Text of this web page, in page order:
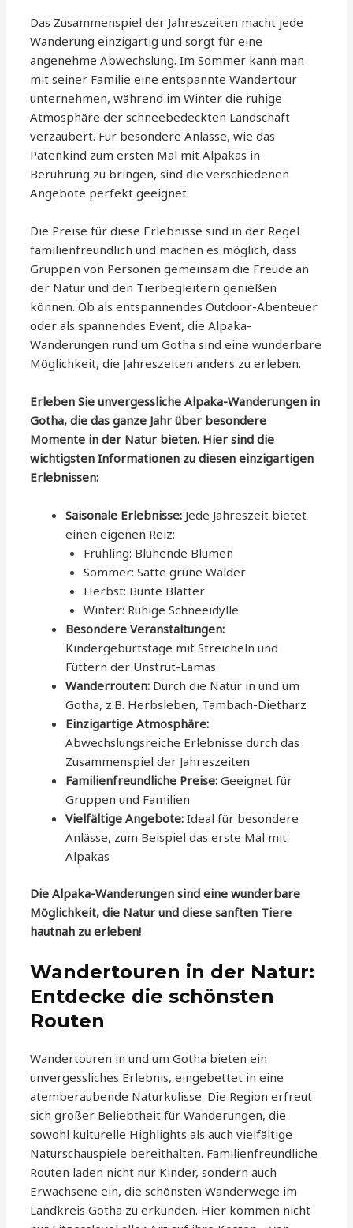
Das Zusammenspiel der Jahreszeiten macht jede
Wanderung einzigartig und sorgt für eine
angenehme Abwechslung. Im Sommer kann man
mit seiner Familie eine entspannte Wandertour
unternehmen, während im Winter die ruhige
Atmosphäre der schneebedeckten Landschaft
verzaubert. Für besondere Anlässe, wie das
Patenkind zum ersten Mal mit Alpakas in
Berührung zu bringen, sind die verschiedenen
Angebote perfekt geeignet.
Die Preise für diese Erlebnisse sind in der Regel
familienfreundlich und machen es möglich, dass
Gruppen von Personen gemeinsam die Freude an
der Natur und den Tierbegleitern genießen
können. Ob als entspannendes Outdoor-Abenteuer
oder als spannendes Event, die Alpaka-
Wanderungen rund um Gotha sind eine wunderbare
Möglichkeit, die Jahreszeiten anders zu erleben.
Erleben Sie unvergessliche Alpaka-Wanderungen in
Gotha, die das ganze Jahr über besondere
Momente in der Natur bieten. Hier sind die
wichtigsten Informationen zu diesen einzigartigen
Erlebnissen:
Saisonale Erlebnisse: Jede Jahreszeit bietet
einen eigenen Reiz:
Frühling: Blühende Blumen
Sommer: Satte grüne Wälder
Herbst: Bunte Blätter
Winter: Ruhige Schneeidylle
Besondere Veranstaltungen:
Kindergeburtstage mit Streicheln und
Füttern der Unstrut-Lamas
Wanderrouten: Durch die Natur in und um
Gotha, z.B. Herbsleben, Tambach-Dietharz
Einzigartige Atmosphäre:
Abwechslungsreiche Erlebnisse durch das
Zusammenspiel der Jahreszeiten
Familienfreundliche Preise: Geeignet für
Gruppen und Familien
Vielfältige Angebote: Ideal für besondere
Anlässe, zum Beispiel das erste Mal mit
Alpakas
Die Alpaka-Wanderungen sind eine wunderbare
Möglichkeit, die Natur und diese sanften Tiere
hautnah zu erleben!
Wandertouren in der Natur:
Entdecke die schönsten
Routen
Wandertouren in und um Gotha bieten ein
unvergessliches Erlebnis, eingebettet in eine
atemberaubende Naturkulisse. Die Region erfreut
sich großer Beliebtheit für Wanderungen, die
sowohl kulturelle Highlights als auch vielfältige
Naturschauspiele bereithalten. Familienfreundliche
Routen laden nicht nur Kinder, sondern auch
Erwachsene ein, die schönsten Wanderwege im
Landkreis Gotha zu erkunden. Hier kommen nicht